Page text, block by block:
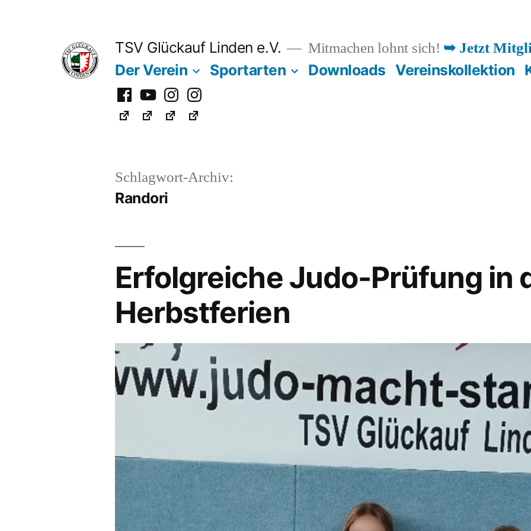
TSV Glückauf Linden e.V. Mitmachen lohnt sich! ➥ Jetzt
Der Verein Sportarten Downloads Vereinskollektion
Facebook
YoutubeInstagramInstagram
Fußball
Schlagwort-Archiv:
Randori
Erfolgreiche Judo-Prüfung in
Herbstferien